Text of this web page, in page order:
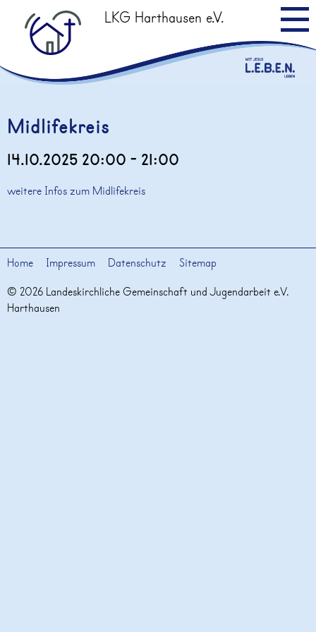
LKG Harthausen e.V.
Kids/Teens
Altpapier
Predigten
Midlifekreis
14.10.2025 20:00 - 21:00
weitere Infos zum Midlifekreis
Home Impressum Datenschutz
Sitemap
© 2026 Landeskirchliche Gemeinschaft und Jugendarbeit e.V.
Harthausen